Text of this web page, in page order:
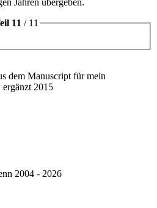
11 / 11
dem Manuscript für mein
2015
2004 - 2026